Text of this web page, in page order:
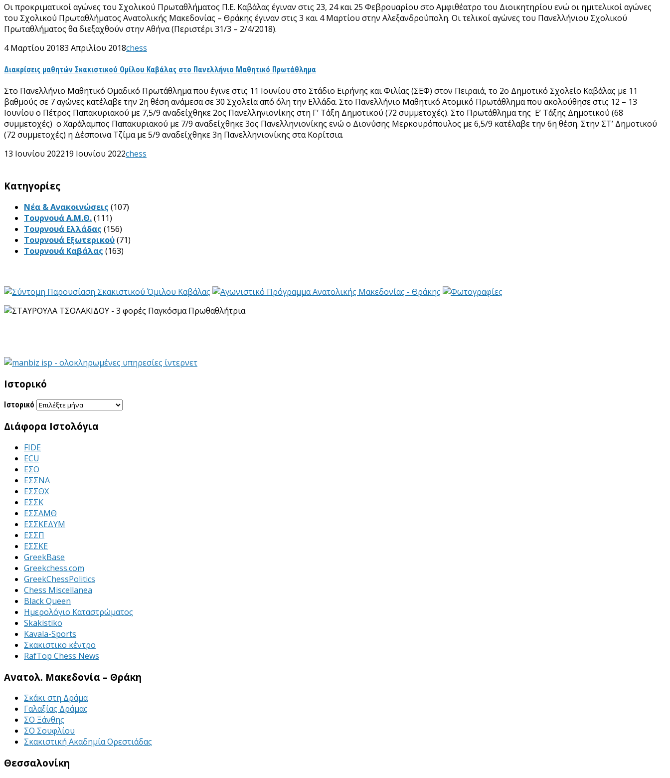
Οι προκριματικοί αγώνες του Σχολικού Πρωταθλήματος Π.Ε. Καβάλας έγιναν στις 23, 24 και 25 Φεβρουαρίου στο Αμφιθέατρο του Διοικητηρίου ενώ οι ημιτελικοί αγώνες
του Σχολικού Πρωταθλήματος Ανατολικής Μακεδονίας – Θράκης έγιναν στις 3 και 4 Μαρτίου στην Αλεξανδρούπολη. Οι τελικοί αγώνες του Πανελλήνιου Σχολικού
Πρωταθλήματος θα διεξαχθούν στην Αθήνα (Περιστέρι 31/3 – 2/4/2018).
4 Μαρτίου 20183 Απριλίου 2018chess
Διακρίσεις μαθητών Σκακιστικού Ομίλου Καβάλας στο Πανελλήνιο Μαθητικό Πρωτάθλημα
Στο Πανελλήνιο Μαθητικό Ομαδικό Πρωτάθλημα που έγινε στις 11 Ιουνίου στο Στάδιο Ειρήνης και Φιλίας (ΣΕΦ) στον Πειραιά, το 2ο Δημοτικό Σχολείο Καβάλας με 11
βαθμούς σε 7 αγώνες κατέλαβε την 2η θέση ανάμεσα σε 30 Σχολεία από όλη την Ελλάδα. Στο Πανελλήνιο Μαθητικό Ατομικό Πρωτάθλημα που ακολούθησε στις 12 – 13
Ιουνίου ο Πέτρος Παπακυριακού με 7,5/9 αναδείχθηκε 2ος Πανελληνιονίκης στη Γ’ Τάξη Δημοτικού (72 συμμετοχές). Στο Πρωτάθλημα της Ε’ Τάξης Δημοτικού (68
συμμετοχές) ο Χαράλαμπος Παπακυριακού με 7/9 αναδείχθηκε 3ος Πανελληνιονίκης ενώ ο Διονύσης Μερκουρόπουλος με 6,5/9 κατέλαβε την 6η θέση. Στην ΣΤ’ Δημοτικού
(72 συμμετοχές) η Δέσποινα Τζίμα με 5/9 αναδείχθηκε 3η Πανελληνιονίκης στα Κορίτσια.
13 Ιουνίου 202219 Ιουνίου 2022chess
Kατηγορίες
Νέα & Ανακοινώσεις (107)
Τουρνουά Α.Μ.Θ.(111)
Τουρνουά Ελλάδας (156)
Τουρνουά Εξωτερικού(71)
Τουρνουά Καβάλας (163)
Ιστορικό
Ιστορικό
Διάφορα Ιστολόγια
FIDE
ECU
ΕΣΟ
ΕΣΣΝΑ
ΕΣΣΘΧ
ΕΣΣΚ
ΕΣΣΑΜΘ
ΕΣΣΚΕΔΥΜ
ΕΣΣΠ
ΕΣΣΚΕ
GreekBase
Greekchess.com
GreekChessPolitics
Chess Miscellanea
Black Queen
Ημερολόγιο Καταστρώματος
Skakistiko
Kavala-Sports
Σκακιστικο κέντρο
RafTop Chess News
Ανατολ. Μακεδονία – Θράκη
Σκάκι στη Δράμα
Γαλαξίας Δράμας
ΣΟ Ξάνθης
ΣΟ Σουφλίου
Σκακιστική Ακαδημία Ορεστιάδας
Θεσσαλονίκη